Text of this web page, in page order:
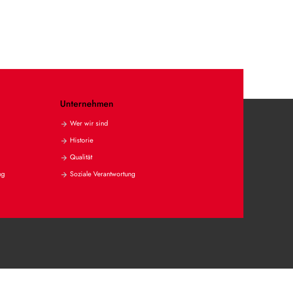
Unternehmen
Wer wir sind
Historie
Qualität
Soziale Verantwortung